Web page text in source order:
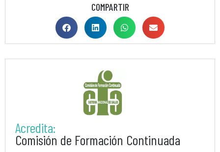
COMPARTIR
Acredita:
Comisión de Formación Continuada